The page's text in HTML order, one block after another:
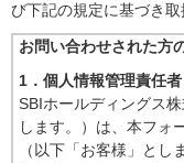
び下記の規定に基づき取
お問い合わせされた方
1．個人情報管理責任者
SBIホールディングス
します。）は、本フォ
（以下「お客様」とし